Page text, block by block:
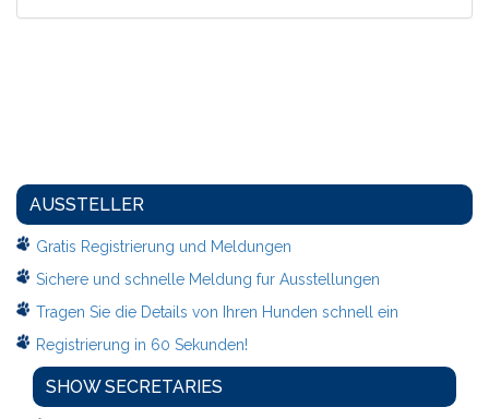
AUSSTELLER
Gratis Registrierung und Meldungen
Sichere und schnelle Meldung fur Ausstellungen
Tragen Sie die Details von Ihren Hunden schnell ein
Registrierung in 60 Sekunden!
SHOW SECRETARIES